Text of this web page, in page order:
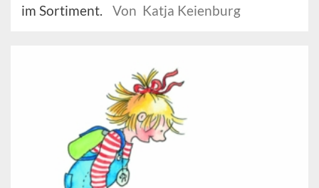
im Sortiment.
Von Katja Keienburg